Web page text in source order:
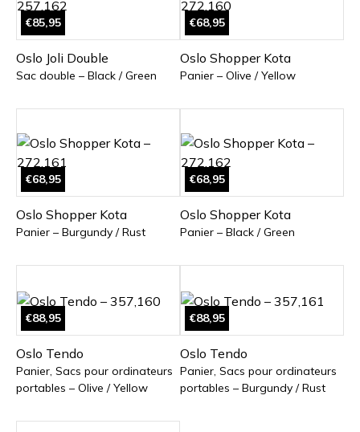
€85,95
Oslo Joli Double
Sac double – Black / Green
€68,95
Oslo Shopper Kota
Panier – Olive / Yellow
€68,95
Oslo Shopper Kota
Panier – Burgundy / Rust
€68,95
Oslo Shopper Kota
Panier – Black / Green
€88,95
Oslo Tendo
Panier, Sacs pour ordinateurs
portables – Olive / Yellow
€88,95
Oslo Tendo
Panier, Sacs pour ordinateurs
portables – Burgundy / Rust